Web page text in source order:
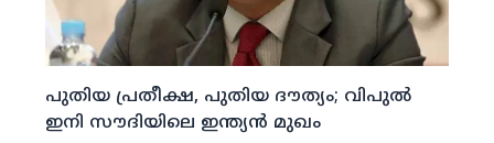
പുതിയ പ്രതീക്ഷ, പുതിയ ദൗത്യം; വിപുല്‍
ഇനി സൗദിയിലെ ഇന്ത്യന്‍ മുഖം